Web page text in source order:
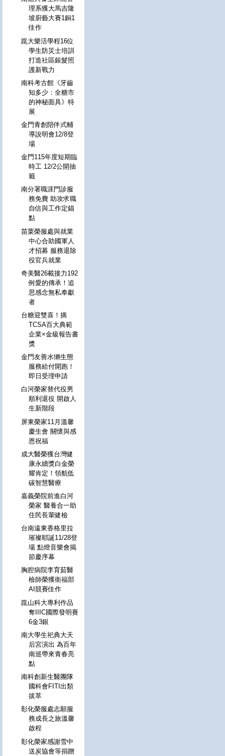
理系獲大馬吉隆
坡廚藝大賽1銅1
佳作
崑大樂活學程16位
學生防災士培訓
打造社區銀髮照
護新戰力
南科考古館《牙齒
知多少：全糖市
的神秘面具》特
展
金門青創陪伴式輔
導說明會12/8登
場
金門115年度短期臨
時工 12/2公開抽
籤
南分署職涯門診服
務免費 助攻求職
自信與工作定錨
點
苗栗榮服處與就業
中心合助國軍人
才招募 服務退除
役官兵就業
奇美醫26載接力192
例愛的傳承！追
思感念無私奉獻
者
台糖迎雙喜！摘
TCSA百大典範
企業×金級報告書
獎
金門友善水獺生態
服務給付開跑！
即日受理申請
白河榮家替代役男
順利退役 開啟人
生新階段
屏東榮家11月溫馨
慶生會 關懷與感
恩祝福
成大醫榮獲台灣健
康永續獎白金榮
耀肯定！領航低
碳智慧醫療
嘉義榮院前進白河
榮家 醫養合一助
住民長輩健檢
台南遠東香格里拉
璀璨耶誕11/28登
場 點燈音樂會揭
節慶序幕
胸腔病院李育茹醫
檢師榮獲衛福部
AI競賽佳作
崑山科大專利作品
奪IIIC國際發明賽
6金3銀
南大學生祀典大天
后宮演出 為百年
南巡帶來青春亮
點
南科創新生醫團隊
國科會FITI出類
拔萃
彰化榮服處志願服
務成長之旅溫馨
啟程
彰化榮家感謝雪中
送炭協會等捐贈